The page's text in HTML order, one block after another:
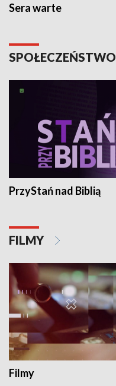
Sera warte
SPOŁECZEŃSTWO
PrzyStań nad Biblią
FILMY
Filmy